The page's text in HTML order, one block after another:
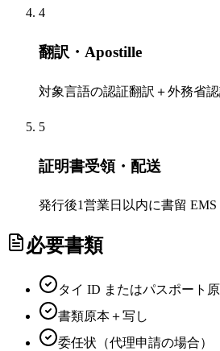
4
翻訳・Apostille
対象言語の認証翻訳＋外務省認
5
証明書受領・配送
発行後1営業日以内に書留 EMS
必要書類
タイ ID またはパスポート
書類原本＋写し
委任状（代理申請の場合）